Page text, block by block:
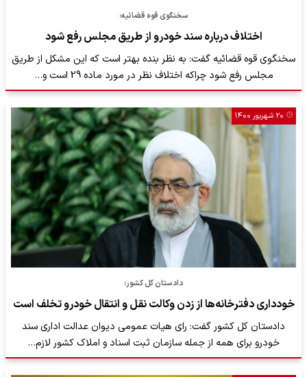
سخنگوی قوه قضائیه:
اختلاف درباره سند خودرو از طریق مجلس رفع شود
سخنگوی قوه قضائیه گفت: به نظر بنده بهتر است که این مشکل از طریق
مجلس رفع شود چراکه اختلاف نظر در مورد ماده 29 است و…
۲۰ شهریور ۱۴۰۰
دادستان کل کشور:
خودداری دفترخانه‌ها از زدن وکالت نقل و انتقال خودرو تخلف است
دادستان کل کشور گفت: رای هیات عمومی دیوان عدالت اداری سند
خودرو برای همه از جمله سازمان ثبت اسناد و املاک کشور لازم…